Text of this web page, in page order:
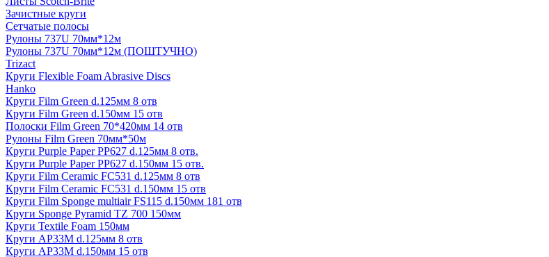
Зачистные круги
Сетчатые полосы
Рулоны 737U 70мм*12м
Рулоны 737U 70мм*12м (ПОШТУЧНО)
Trizact
Круги Flexible Foam Abrasive Discs
Hanko
Круги Film Green d.125мм 8 отв
Круги Film Green d.150мм 15 отв
Полоски Film Green 70*420мм 14 отв
Рулоны Film Green 70мм*50м
Круги Purple Paper PP627 d.125мм 8 отв.
Круги Purple Paper PP627 d.150мм 15 отв.
Круги Film Ceramic FC531 d.125мм 8 отв
Круги Film Ceramic FC531 d.150мм 15 отв
Круги Film Sponge multiair FS115 d.150мм 181 отв
Круги Sponge Pyramid TZ 700 150мм
Круги Textile Foam 150мм
Круги AP33M d.125мм 8 отв
Круги AP33M d.150мм 15 отв